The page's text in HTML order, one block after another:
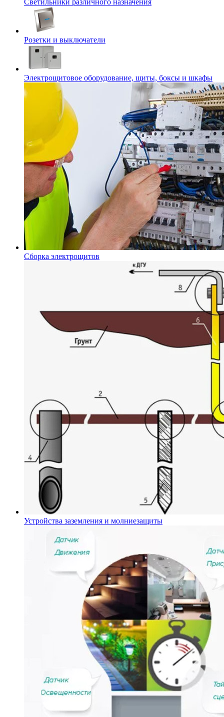
Розетки и выключатели
Электрощитовое оборудование, щиты, боксы и шкафы
Сборка электрощитов
Устройства заземления и молниезащиты